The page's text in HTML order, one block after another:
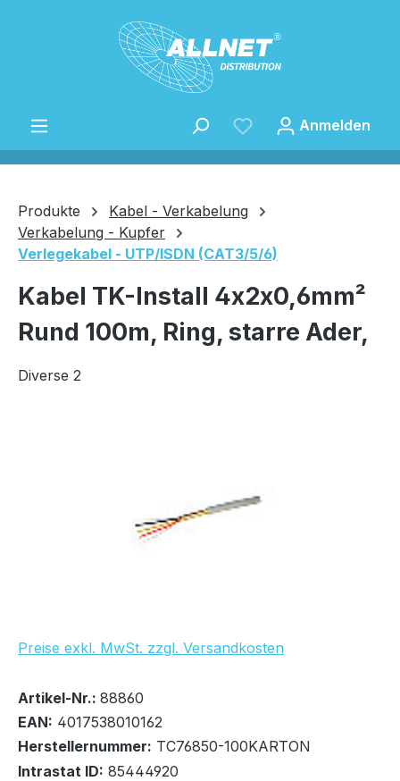
Zum Hauptinhalt springen
Anmelden
Produkte
Kabel - Verkabelung
Verkabelung - Kupfer
Verlegekabel - UTP/ISDN (CAT3/5/6)
Kabel TK-Install 4x2x0,6mm²
Rund 100m, Ring, starre Ader,
Diverse 2
Preise exkl. MwSt. zzgl. Versandkosten
Bestand:1x
Sofort verfügbar, Lieferzeit: 1-2 Tage
Artikel-Nr.: 88860
EAN: 4017538010162
Herstellernummer: TC76850-100KARTON
Intrastat ID: 85444920